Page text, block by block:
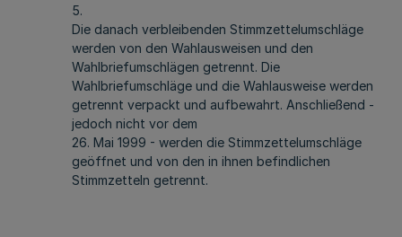
5.
Die danach verbleibenden Stimmzettelumschläge
werden von den Wahlausweisen und den
Wahlbriefumschlägen getrennt. Die
Wahlbriefumschläge und die Wahlausweise werden
getrennt verpackt und aufbewahrt. Anschließend -
jedoch nicht vor dem
26. Mai 1999 - werden die Stimmzettelumschläge
geöffnet und von den in ihnen befindlichen
Stimmzetteln getrennt.